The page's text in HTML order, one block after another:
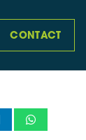
CONTACT